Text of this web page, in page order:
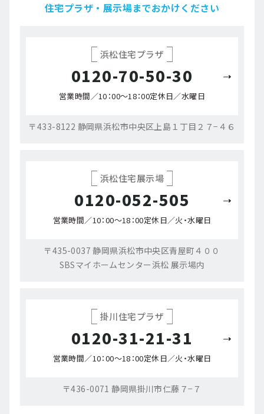
住宅プラザ・展示場までおかけください
浜松住宅プラザ
0120-70-50-30
営業時間／10：00～18：00定休日／水曜日
〒433-8122 静岡県浜松市中央区上島１丁目２７−４６
浜松住宅展示場
0120-052-505
営業時間／10：00～18：00定休日／火・水曜日
〒435-0037 静岡県浜松市中央区青屋町４００
SBSマイホームセンター浜松 展示場内
掛川住宅プラザ
0120-31-21-31
営業時間／10：00～18：00定休日／火・水曜日
〒436-0071 静岡県掛川市仁藤７−７